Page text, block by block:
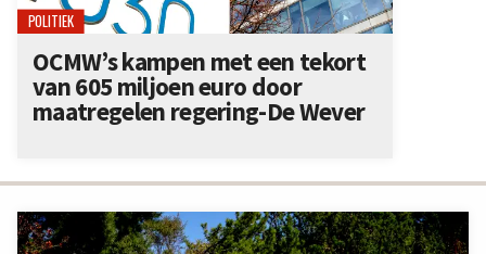
POLITIEK
OCMW’s kampen met een tekort
van 605 miljoen euro door
maatregelen regering-De Wever